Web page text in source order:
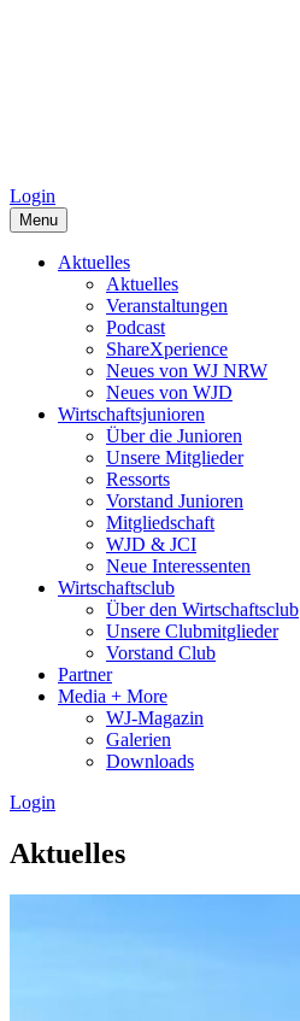
Login
Menu
Aktuelles
Aktuelles
Veranstaltungen
Podcast
ShareXperience
Neues von WJ NRW
Neues von WJD
Wirtschaftsjunioren
Über die Junioren
Unsere Mitglieder
Ressorts
Vorstand Junioren
Mitgliedschaft
WJD & JCI
Neue Interessenten
Wirtschaftsclub
Über den Wirtschaftsclub
Unsere Clubmitglieder
Vorstand Club
Partner
Media + More
WJ-Magazin
Galerien
Downloads
Login
Aktuelles